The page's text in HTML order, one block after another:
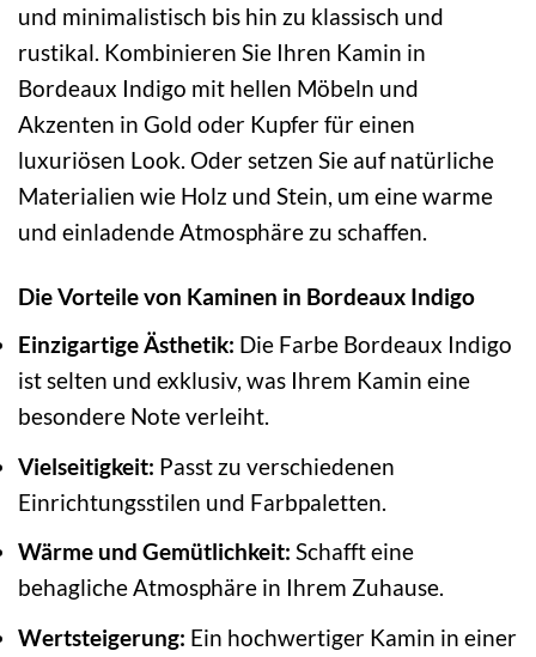
und minimalistisch bis hin zu klassisch und
rustikal. Kombinieren Sie Ihren Kamin in
Bordeaux Indigo mit hellen Möbeln und
Akzenten in Gold oder Kupfer für einen
luxuriösen Look. Oder setzen Sie auf natürliche
Materialien wie Holz und Stein, um eine warme
und einladende Atmosphäre zu schaffen.
Die Vorteile von Kaminen in Bordeaux Indigo
Einzigartige Ästhetik: Die Farbe Bordeaux Indigo
ist selten und exklusiv, was Ihrem Kamin eine
besondere Note verleiht.
Vielseitigkeit: Passt zu verschiedenen
Einrichtungsstilen und Farbpaletten.
Wärme und Gemütlichkeit: Schafft eine
behagliche Atmosphäre in Ihrem Zuhause.
Wertsteigerung: Ein hochwertiger Kamin in einer